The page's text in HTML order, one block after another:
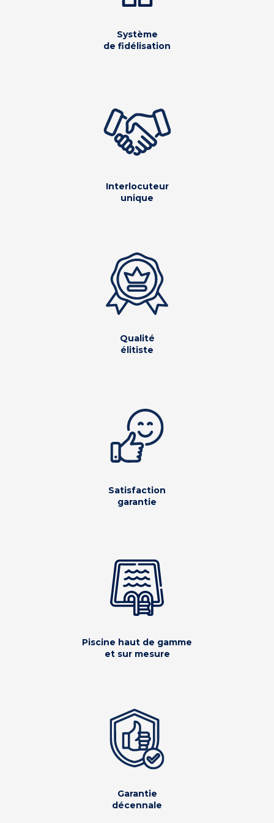
Système
de fidélisation
Interlocuteur
unique
Qualité
élitiste
Satisfaction
garantie
Piscine haut de gamme
et sur mesure
Garantie
décennale